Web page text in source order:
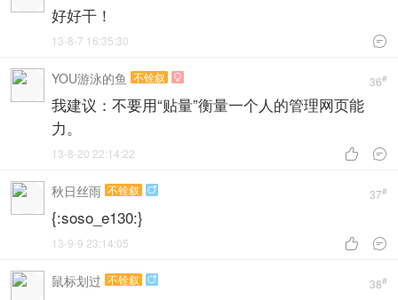
好好干！

13-8-7 16:35:30
36#
YOU游泳的鱼 不铨叙 
我建议：不要用“贴量”衡量一个人的管理网页能
力。
 
13-8-20 22:14:22
37#
秋日丝雨 不铨叙 
{:soso_e130:}
 
13-9-9 23:14:05
38#
鼠标划过 不铨叙 